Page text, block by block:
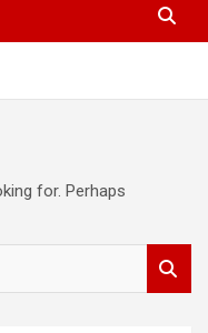
for. Perhaps